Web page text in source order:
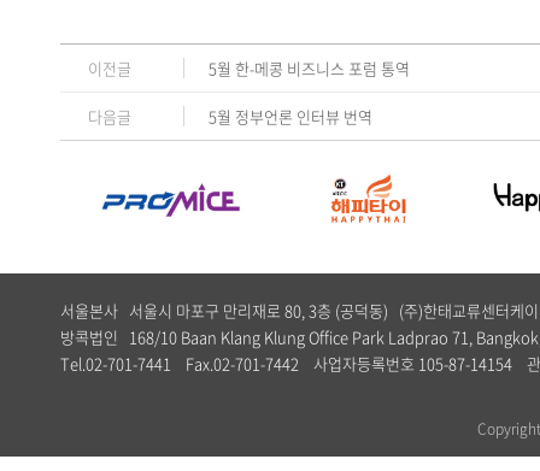
이전글 5월 한-메콩 비즈니스 포럼 통역
다음글 5월 정부언론 인터뷰 번역
서울본사 서울시 마포구 만리재로 80, 3층 (공덕동) (주)한태교류센터케
방콕법인 168/10 Baan Klang Klung Office Park Ladprao 71,
Tel.02-701-7441 Fax.02-701-7442 사업자등록번호 105-87-14154